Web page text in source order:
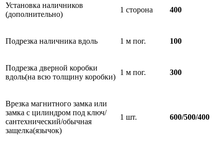
Установка наличников
(дополнительно)
1 сторона 400
Подрезка наличника вдоль 1 м пог. 100
Подрезка дверной коробки
вдоль(на всю толщину коробки)
1 м пог. 300
Врезка магнитного замка или
замка с цилиндром под ключ/
сантехнический/обычная
защелка(язычок)
1 шт. 600/500/400